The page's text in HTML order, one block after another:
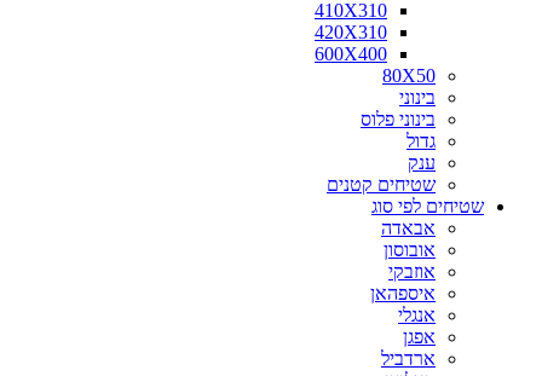
410X310
420X310
600X400
80X50
בינוני
בינוני פלוס
גדול
ענק
שטיחים קטנים
שטיחים לפי סוג
אבאדה
אובוסון
אוזבקי
איספהאן
אנגלי
אפגן
ארדביל